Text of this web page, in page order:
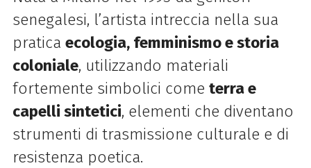
senegalesi, l’artista intreccia nella sua
pratica ecologia, femminismo e storia
coloniale, utilizzando materiali
fortemente simbolici come terra e
capelli sintetici, elementi che diventano
strumenti di trasmissione culturale e di
resistenza poetica.